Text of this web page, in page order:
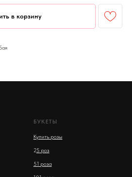
в корзину
БУКЕТЫ
Купить розы
25 роз
51 роза